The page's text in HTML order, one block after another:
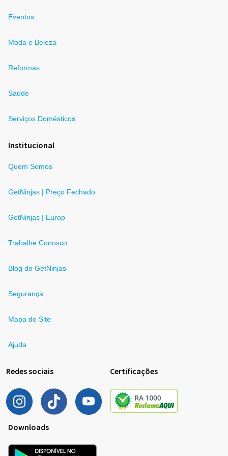
Eventos
Moda e Beleza
Reformas
Saúde
Serviços Domésticos
Institucional
Quem Somos
GetNinjas | Preço Fechado
GetNinjas | Europ
Trabalhe Conosco
Blog do GetNinjas
Segurança
Mapa do Site
Ajuda
Redes sociais Certificações
Downloads